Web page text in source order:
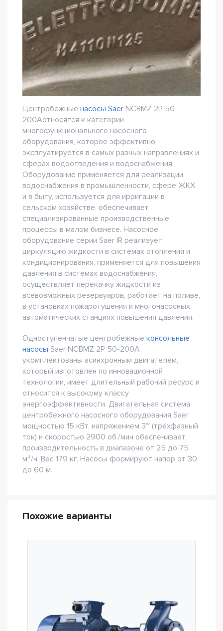
Центробежные насосы Saer NCBMZ 2P 50-
200Aотносятся к категории
многофункционального насосного
оборудования, которое эффективно
эксплуатируется в самых разных направлениях и
сферах водоотведения и водоснабжения.
Оборудование применяется для реализации
водоснабжения в промышленности, сфере ЖКХ
и в быту, используется для ирригации в
сельском хозяйстве, обеспечивает
специализированные производственные
процессы в малом бизнесе. Насосное
оборудование серии Saer IR реализует
циркуляцию жидкости в системах отопления и
кондиционирования, применяется для повышения
давления в системах водоснабжения,
осуществляет перекачку жидкости из
всевозможных резервуаров, работает на поливе,
в установках пожаротушения и многонасосных
автоматических станциях повышения давления.
Одноступенчатые центробежные консольные
насосы Saer NCBMZ 2P 50-200A
укомплектованы асинхронным двигателем,
который изготовлен по инновационной
технологии, имеет длительный рабочий ресурс и
относится к высокому классу
энергоэффективности. Двигательная система
центробежного насосного оборудования Saer
мощностью 15 кВт, напряжением 3~ (трёхфазный
ток) и скоростью 2900 об./мин обеспечивает
производительность в диапазоне от 25 до 75
м³/ч. Вес 179 кг. Насосы формируют напор от 30
до 60 м.
Похожие варианты